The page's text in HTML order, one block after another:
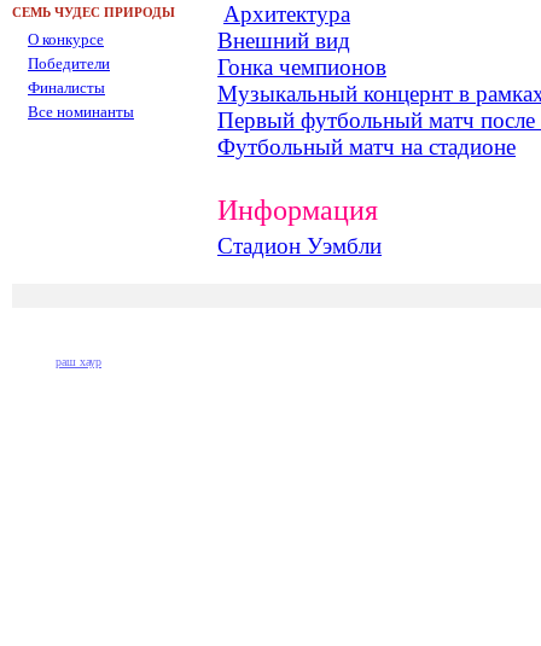
СЕМЬ ЧУДЕС ПРИРОДЫ
О конкурсе
Победители
Финалисты
Все номинанты
Архитектура
Внешний вид
Гонка чемпионов
Музыкальный концернт в
Первый футбольный матч после
Футбольный матч на стадионе
Информация
Стадион Уэмбли
раш хаур